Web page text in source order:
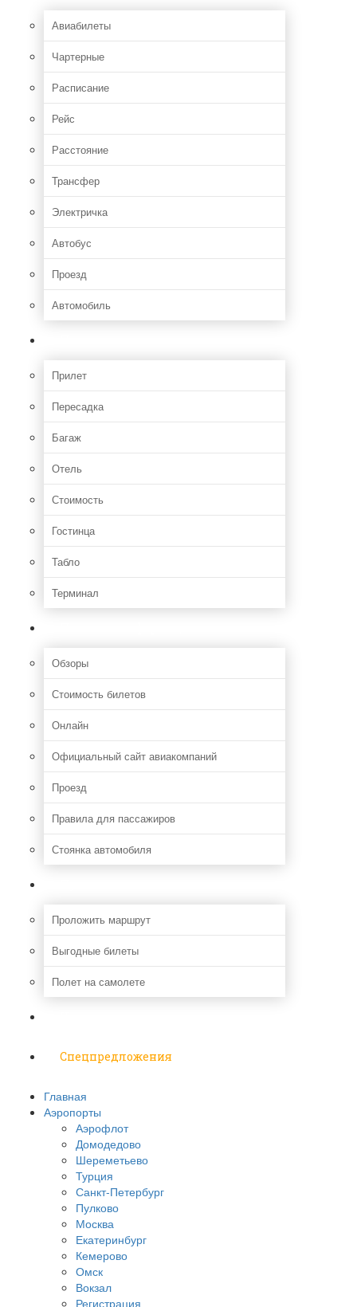
Авиабилеты
Чартерные
Расписание
Рейс
Расстояние
Трансфер
Электричка
Автобус
Проезд
Автомобиль
Прилет
Пересадка
Багаж
Отель
Стоимость
Гостинца
Табло
Терминал
Обзоры
Стоимость билетов
Онлайн
Официальный сайт авиакомпаний
Проезд
Правила для пассажиров
Стоянка автомобиля
Проложить маршрут
Выгодные билеты
Полет на самолете
Спецпредложения
Главная
Аэропорты
Аэрофлот
Домодедово
Шереметьево
Турция
Санкт-Петербург
Пулково
Москва
Екатеринбург
Кемерово
Омск
Вокзал
Регистрация